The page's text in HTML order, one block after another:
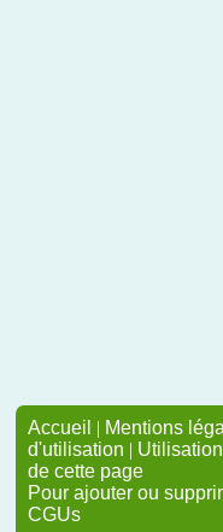
Accueil | Mentions
d'utilisation |
de cette page
Pour ajouter ou
CGUs